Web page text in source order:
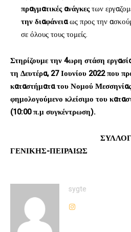
πραγματικές ανάγκεςτων
την διαφάνειαως προς την
σε όλους τους τομείς.
Στηρίζουμε την 4ωρη στάση
τη Δευτέρα, 27 Ιουνίου 2022 που
καταστήματα του Νομού Μεσσηνίας
φημολογούμενο κλείσιμο του
(10:00 π.μ συγκέντρωση).
ΓΕΝΙΚΗΣ-ΠΕΙΡΑΙΩΣ
sygte